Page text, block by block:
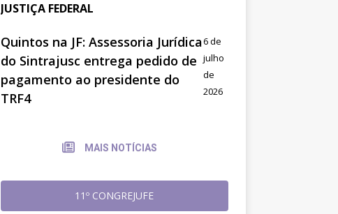
JUSTIÇA FEDERAL
Quintos na JF: Assessoria Jurídica
do Sintrajusc entrega pedido de
pagamento ao presidente do
TRF4
6 de
julho
de
2026
MAIS NOTÍCIAS
11º CONGREJUFE